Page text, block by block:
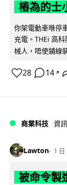
樁為的士
你架電動車喺停
充電。THEi 高
械人，唔使鋪線
28 14 ↗
商業科技 資
Lawton 1 日
被命令製